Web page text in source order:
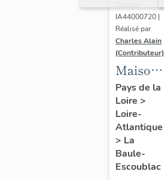
IA44000720 |
Réalisé par
Charles Alain
(Contributeur)
Maison
dite villa
balnéaire
Ar
Goed, 15
allée
Cavalière
Pays de la
Loire >
Loire-
Atlantique
> La
Baule-
Escoublac